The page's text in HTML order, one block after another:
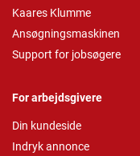
Kaares Klumme
Ansøgningsmaskinen
Support for jobsøgere
For arbejdsgivere
Din kundeside
Indryk annonce